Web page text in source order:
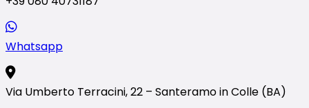
Whatsapp
Via Umberto Terracini, 22 – Santeramo in Colle (BA)